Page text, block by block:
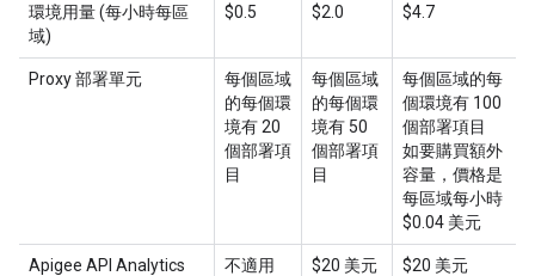
環境用量 (每小時每區
域)
$0.5 $2.0 $4.7
Proxy 部署單元
每個區域
的每個環
境有 20
個部署項
目
每個區域
的每個環
境有 50
個部署項
目
每個區域的每
個環境有 100
個部署項目
如要購買額外
容量，價格是
每區域每小時
$0.04 美元
Apigee API Analytics
不適用 $20 美元 $20 美元